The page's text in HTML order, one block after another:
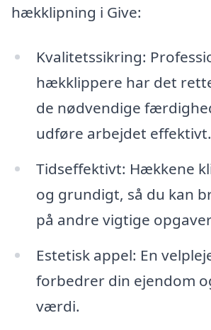
hækklipning i Give:
Kvalitetssikring:
hækklippere har det
de nødvendige
udføre arbejdet effektivt.
Tidseffektivt: Hækkene
og grundigt, så du kan
på andre vigtige
Estetisk appel: En
forbedrer din ejendom
værdi.